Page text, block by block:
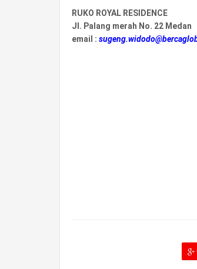
RUKO ROYAL RESIDENCE
Jl. Palang merah No. 22 Medan
email :